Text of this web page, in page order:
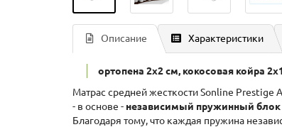
Описание Характеристики
ортопена 2x2 см, кокосовая койра
Матрас средней жесткости Sonline
- в основе - независимый пружинный блок
Благодаря тому, что каждая пружина